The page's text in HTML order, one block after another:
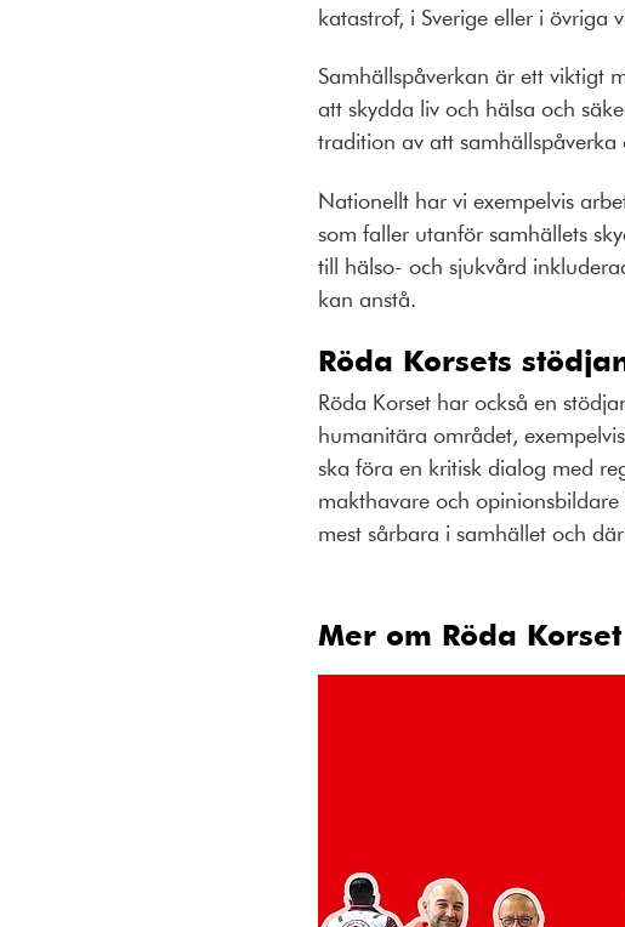
katastrof, i Sverige eller i övriga
Samhällspåverkan är ett viktigt
att skydda liv och hälsa och
tradition av att
Nationellt har vi exempelvis
som faller utanför samhällets
till hälso- och sjukvård
kan anstå.
Röda Korsets
Röda Korset har också en
humanitära området,
ska föra en kritisk dialog med
makthavare och
mest sårbara i samhället och
Mer om Röda Korset